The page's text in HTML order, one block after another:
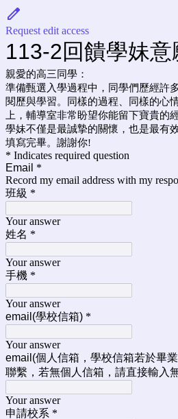
Request edit access
113-2回饋學妹意
親愛的高三同學：
準備甄選入學過程中，同學們歷經許
閱歷與學習。同樣的過程、同樣的心
上，輔導室非常盼望你能留下寶貴的
學妹不僅是最誠摯的關懷，也是最有
填寫完畢。謝謝你!
* Indicates required question
Email *
Record my email address with my
班級 *
Your answer
姓名 *
Your answer
手機 *
Your answer
email(學校信箱) *
Your answer
email(個人信箱，學校信箱若於畢
聯繫，若無個人信箱，請直接輸入
Your answer
申請校系 *